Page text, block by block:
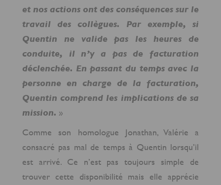
et nos actions ont des conséquences sur le
travail des collègues. Par exemple, si
Quentin ne valide pas les heures de
conduite, il n’y a pas de facturation
déclenchée. En passant du temps avec la
personne en charge de la facturation,
Quentin comprend les implications de sa
mission. »
Comme son homologue Jonathan, Valérie a
consacré pas mal de temps à Quentin lorsqu’il
est arrivé. Ce n’est pas toujours simple de
trouver cette disponibilité mais elle apprécie